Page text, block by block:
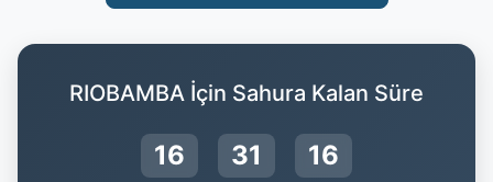
RIOBAMBA İçin Sahura Kalan Süre
16 31 15